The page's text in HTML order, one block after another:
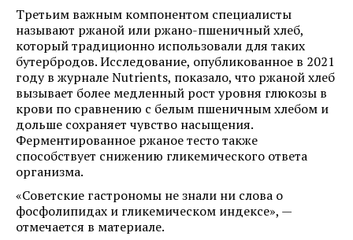
Третьим важным компонентом специалисты
называют ржаной или ржано-пшеничный хлеб,
который традиционно использовали для таких
бутербродов. Исследование, опубликованное в 2021
году в журнале Nutrients, показало, что ржаной хлеб
вызывает более медленный рост уровня глюкозы в
крови по сравнению с белым пшеничным хлебом и
дольше сохраняет чувство насыщения.
Ферментированное ржаное тесто также
способствует снижению гликемического ответа
организма.
«Советские гастрономы не знали ни слова о
фосфолипидах и гликемическом индексе», —
отмечается в материале.